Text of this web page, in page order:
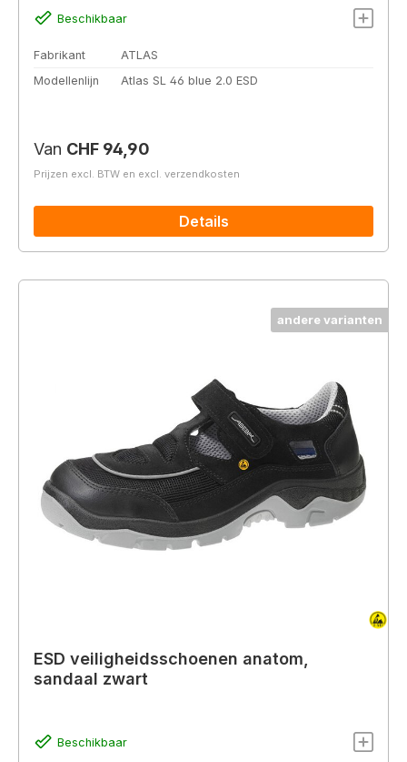
Beschikbaar
Fabrikant
ATLAS
Modellenlijn
Atlas SL 46 blue 2.0 ESD
Normale prijs:
Van CHF 94,90
Prijzen excl. BTW en excl. verzendkosten
Details
andere varianten
ESD veiligheidsschoenen anatom,
sandaal zwart
Beschikbaar